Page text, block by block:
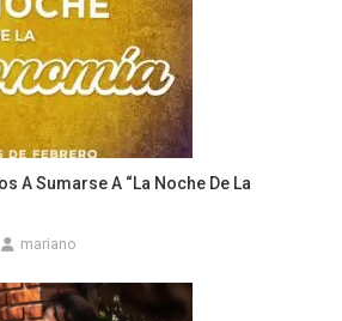
A Sumarse A “La Noche De La
mariano